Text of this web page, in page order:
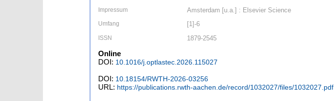
Impressum Amsterdam [u.a.] : Elsevier Science
Umfang [1]-6
ISSN 1879-2545
Online
DOI: 10.1016/j.optlastec.2026.115027
DOI: 10.18154/RWTH-2026-03256
URL: https://publications.rwth-aachen.de/record/1032027/files/1032027.pdf